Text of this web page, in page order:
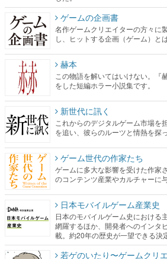
赫本
この物語を解いてはいけない。『
をした短編ホラー小説集です。
新世代に訊く
これからのデジタルゲーム市場を
を追い、彼らのルーツと情熱を探
ゲーム世代の作家たち
ゲームに多大な影響を受けた作家
のコンテンツ産業やカルチャーに
日本モバイルゲーム産業史
日本のモバイルゲーム史における
網羅するほか、開発者へのインタ
若ゲのいたり〜ゲームクリ
『うつヌケ』『ペンと箸』等で知
生によるゲーム業界レポートマン